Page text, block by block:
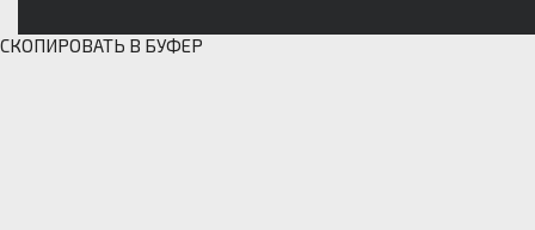
СКОПИРОВАТЬ В БУФЕР